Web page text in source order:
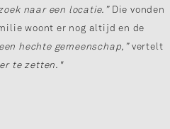
naar een locatie.”Die vonden
woont er nog altijd en de
hechte gemeenschap,”vertelt
te zetten."